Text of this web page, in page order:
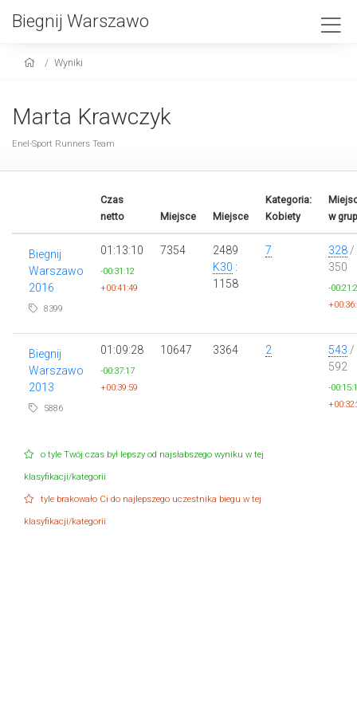
Biegnij Warszawo
Wyniki
Marta Krawczyk
Enel-Sport Runners Team
Czas
netto
Miejsce Miejsce
Kategoria:
Kobiety
w
Biegnij
Warszawo
2016
8399
01:13:10
-00:31:12
+00:41:49
7354
2489
K30 :
1158
7 328 /
350
-
Biegnij
Warszawo
2013
5886
01:09:28
-00:37:17
+00:39:59
10647 3364 2 543 /
592
-
o tyle Twój czas był lepszy od najsłabszego wyniku w tej
klasyfikacji/kategorii
tyle brakowało Ci do najlepszego uczestnika biegu w tej
klasyfikacji/kategorii